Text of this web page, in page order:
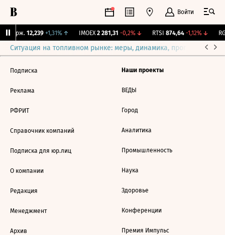
Войти
Бирж. 12,239 +1,31%↑ IMOEX 2 281,31 -0,2%↓ RTSI 874,64 -1,12%↓
Ситуация на топливном рынке: меры, динамика, прогнозы
Подписка
Реклама
РФРИТ
Справочник компаний
Подписка для юр.лиц
О компании
Редакция
Менеджмент
Архив
Наши проекты
ВЕДЫ
Город
Аналитика
Промышленность
Наука
Здоровье
Конференции
Премия Импульс